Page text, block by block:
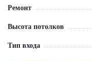
Ремонт
Высота потолков
Тип входа